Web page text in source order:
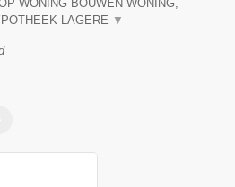
WONING BOUWEN WONING,
LAGERE ▼